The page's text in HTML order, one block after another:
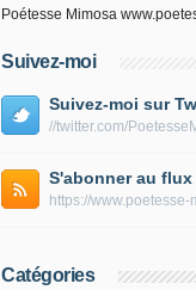
Poétesse Mimosa
Suivez-moi
Suivez-moi sur
//twitter.com/
S'abonner au flux
https://www.poetesse-
Catégories